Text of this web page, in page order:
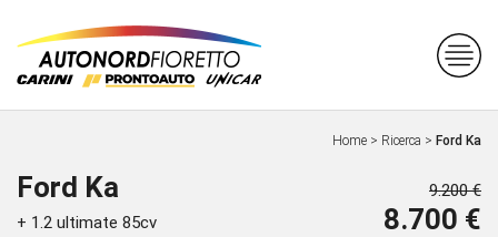
Home > Ricerca > Ford Ka
Ford Ka
+ 1.2 ultimate 85cv
9.200 €
8.700 €